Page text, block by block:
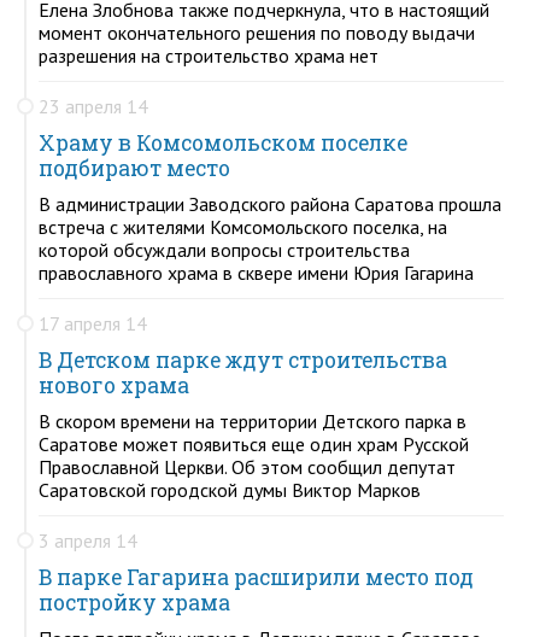
Елена Злобнова также подчеркнула, что в настоящий
момент окончательного решения по поводу выдачи
разрешения на строительство храма нет
23 апреля 14
Храму в Комсомольском поселке
подбирают место
В администрации Заводского района Саратова прошла
встреча с жителями Комсомольского поселка, на
которой обсуждали вопросы строительства
православного храма в сквере имени Юрия Гагарина
17 апреля 14
В Детском парке ждут строительства
нового храма
В скором времени на территории Детского парка в
Саратове может появиться еще один храм Русской
Православной Церкви. Об этом сообщил депутат
Саратовской городской думы Виктор Марков
3 апреля 14
В парке Гагарина расширили место под
постройку храма